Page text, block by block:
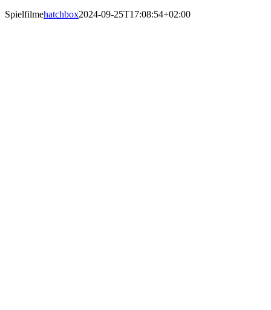
Spielfilmehatchbox2024-09-25T17:08:54+02:00